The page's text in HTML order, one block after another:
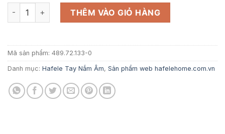
là:
165.000 ₫.
tại
là:
107.250 ₫.
DIY Tay nắm âm Hafele 150x50 số lượng
THÊM VÀO GIỎ HÀNG
Mã sản phẩm: 489.72.133-0
Danh mục: Hafele Tay Nắm Âm, Sản phẩm web hafelehome.com.vn